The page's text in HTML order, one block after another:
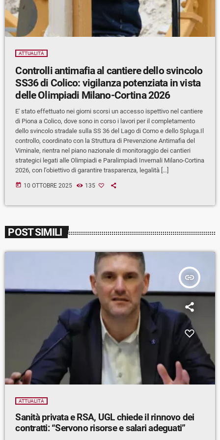
ATTUALITÀ
Controlli antimafia al cantiere dello svincolo
SS36 di Colico: vigilanza potenziata in vista
delle Olimpiadi Milano-Cortina 2026
E' stato effettuato nei giorni scorsi un accesso ispettivo nel cantiere
di Piona a Colico, dove sono in corso i lavori per il completamento
dello svincolo stradale sulla SS 36 del Lago di Como e dello Spluga.Il
controllo, coordinato con la Struttura di Prevenzione Antimafia del
Viminale, rientra nel piano nazionale di monitoraggio dei cantieri
strategici legati alle Olimpiadi e Paralimpiadi Invernali Milano-Cortina
2026, con l’obiettivo di garantire trasparenza, legalità […]
today 10 OTTOBRE 2025 135
POST SIMILI
insert_link
ATTUALITÀ
Sanità privata e RSA, UGL chiede il rinnovo dei
contratti: “Servono risorse e salari adeguati”